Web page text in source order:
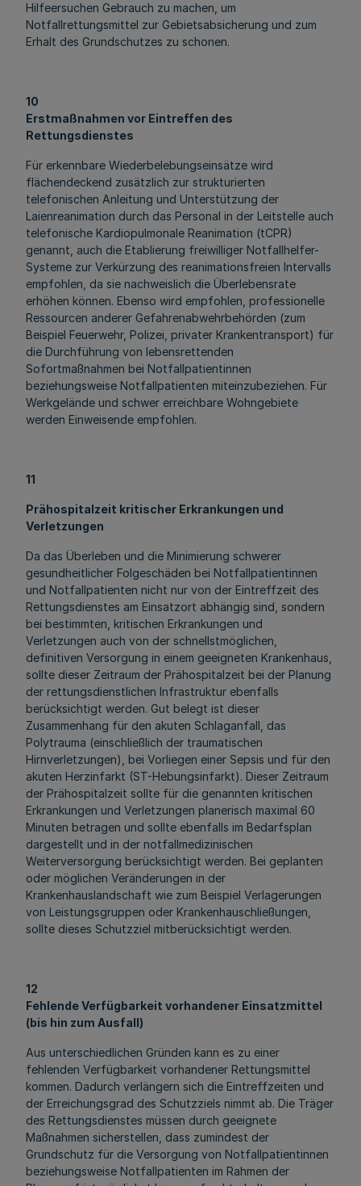
Hilfeersuchen Gebrauch zu machen, um
Notfallrettungsmittel zur Gebietsabsicherung und zum
Erhalt des Grundschutzes zu schonen.
10
Erstmaßnahmen vor Eintreffen des
Rettungsdienstes
Für erkennbare Wiederbelebungseinsätze wird
flächendeckend zusätzlich zur strukturierten
telefonischen Anleitung und Unterstützung der
Laienreanimation durch das Personal in der Leitstelle auch
telefonische Kardiopulmonale Reanimation (tCPR)
genannt, auch die Etablierung freiwilliger Notfallhelfer-
Systeme zur Verkürzung des reanimationsfreien Intervalls
empfohlen, da sie nachweislich die Überlebensrate
erhöhen können. Ebenso wird empfohlen, professionelle
Ressourcen anderer Gefahrenabwehrbehörden (zum
Beispiel Feuerwehr, Polizei, privater Krankentransport) für
die Durchführung von lebensrettenden
Sofortmaßnahmen bei Notfallpatientinnen
beziehungsweise Notfallpatienten miteinzubeziehen. Für
Werkgelände und schwer erreichbare Wohngebiete
werden Einweisende empfohlen.
11
Prähospitalzeit kritischer Erkrankungen und
Verletzungen
Da das Überleben und die Minimierung schwerer
gesundheitlicher Folgeschäden bei Notfallpatientinnen
und Notfallpatienten nicht nur von der Eintreffzeit des
Rettungsdienstes am Einsatzort abhängig sind, sondern
bei bestimmten, kritischen Erkrankungen und
Verletzungen auch von der schnellstmöglichen,
definitiven Versorgung in einem geeigneten Krankenhaus,
sollte dieser Zeitraum der Prähospitalzeit bei der Planung
der rettungsdienstlichen Infrastruktur ebenfalls
berücksichtigt werden. Gut belegt ist dieser
Zusammenhang für den akuten Schlaganfall, das
Polytrauma (einschließlich der traumatischen
Hirnverletzungen), bei Vorliegen einer Sepsis und für den
akuten Herzinfarkt (ST-Hebungsinfarkt). Dieser Zeitraum
der Prähospitalzeit sollte für die genannten kritischen
Erkrankungen und Verletzungen planerisch maximal 60
Minuten betragen und sollte ebenfalls im Bedarfsplan
dargestellt und in der notfallmedizinischen
Weiterversorgung berücksichtigt werden. Bei geplanten
oder möglichen Veränderungen in der
Krankenhauslandschaft wie zum Beispiel Verlagerungen
von Leistungsgruppen oder Krankenhauschließungen,
sollte dieses Schutzziel mitberücksichtigt werden.
12
Fehlende Verfügbarkeit vorhandener Einsatzmittel
(bis hin zum Ausfall)
Aus unterschiedlichen Gründen kann es zu einer
fehlenden Verfügbarkeit vorhandener Rettungsmittel
kommen. Dadurch verlängern sich die Eintreffzeiten und
der Erreichungsgrad des Schutzziels nimmt ab. Die Träger
des Rettungsdienstes müssen durch geeignete
Maßnahmen sicherstellen, dass zumindest der
Grundschutz für die Versorgung von Notfallpatientinnen
beziehungsweise Notfallpatienten im Rahmen der